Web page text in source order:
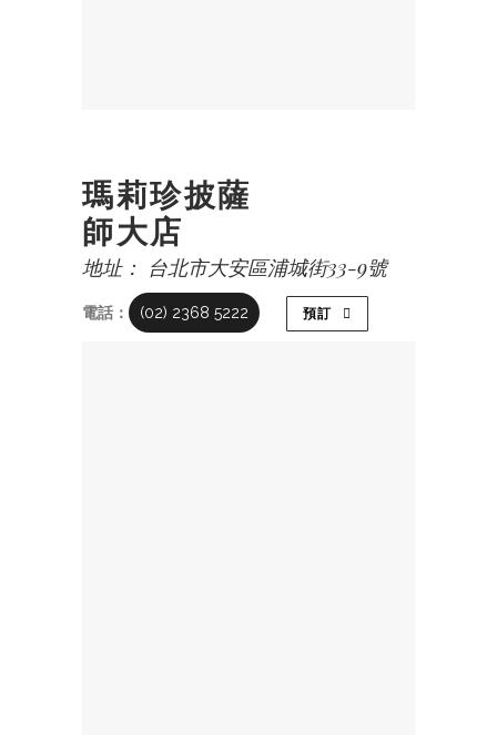
瑪莉珍披薩
師大店
地址： 台北市大安區浦城街33-9號
電話： (02) 2368 5222 預訂